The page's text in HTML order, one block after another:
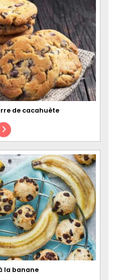
de cacahuète
la banane